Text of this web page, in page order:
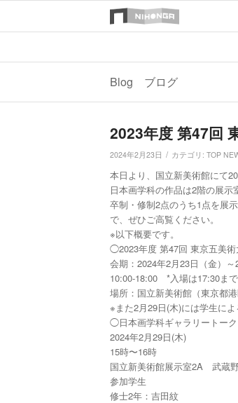
Blog ブログ
2023年度 第47回
2024年2月23日 / カテゴリ: TOP
本日より、国立新美術館にて
日本画学科の作品は2階の展示
卒制・修制2点のうち1点を展
で、ぜひご高覧ください。
※以下概要です。
◯2023年度 第47回 東京五美
会期：2024年2月23日（金）～
10:00-18:00 *入場は17:30ま
場所：国立新美術館（東京都港
※また2月29日(木)には学生に
◯日本画学科ギャラリートーク
2024年2月29日(木)
15時〜16時
国立新美術館展示室2A 武蔵
参加学生
修士2年：吉田紋